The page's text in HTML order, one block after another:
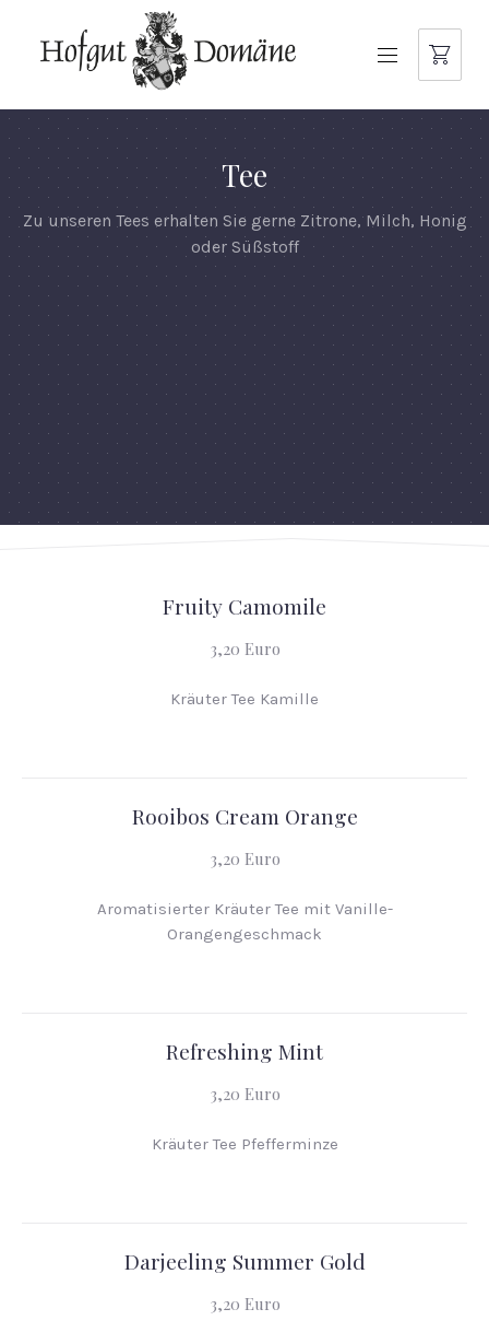
NAVIGATION
Tee
Zu unseren Tees erhalten Sie gerne Zitrone, Milch, Honig
oder Süßstoff
Fruity Camomile
3,20 Euro
Kräuter Tee Kamille
Rooibos Cream Orange
3,20 Euro
Aromatisierter Kräuter Tee mit Vanille-
Orangengeschmack
Refreshing Mint
3,20 Euro
Kräuter Tee Pfefferminze
Darjeeling Summer Gold
3,20 Euro